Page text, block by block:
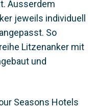
Ausserdem
jeweils individuell
So
Litzenanker mit
und
Seasons Hotels